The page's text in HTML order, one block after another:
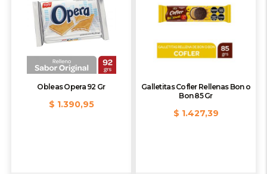
Obleas Opera 92 Gr
$ 1.390,95
Galletitas Cofler Rellenas Bon o
Bon 85 Gr
$ 1.427,39